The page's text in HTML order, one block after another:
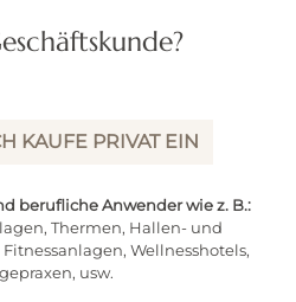
KAUFE PRIVAT EIN
berufliche Anwender wie z. B.:
Thermen, Hallen- und
Wellnesshotels,
usw.